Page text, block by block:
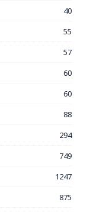
40
55
57
60
60
88
294
749
1247
875